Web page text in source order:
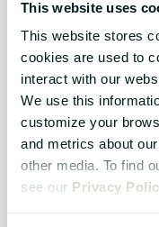
This website uses
This website stores
cookies are used to
interact with our
We use this
customize your
and metrics about
other media. To find
see our Privacy
CATALYSTONE
HR Chefer
IT Chefer
RESSOURCER